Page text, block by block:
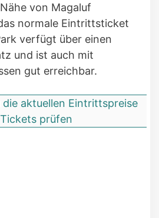
von Magaluf
normale Eintrittsticket
verfügt über einen
und ist auch mit
gut erreichbar.
aktuellen Eintrittspreise
prüfen